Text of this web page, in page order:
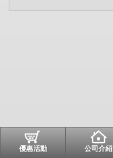
優惠活動 公司介紹